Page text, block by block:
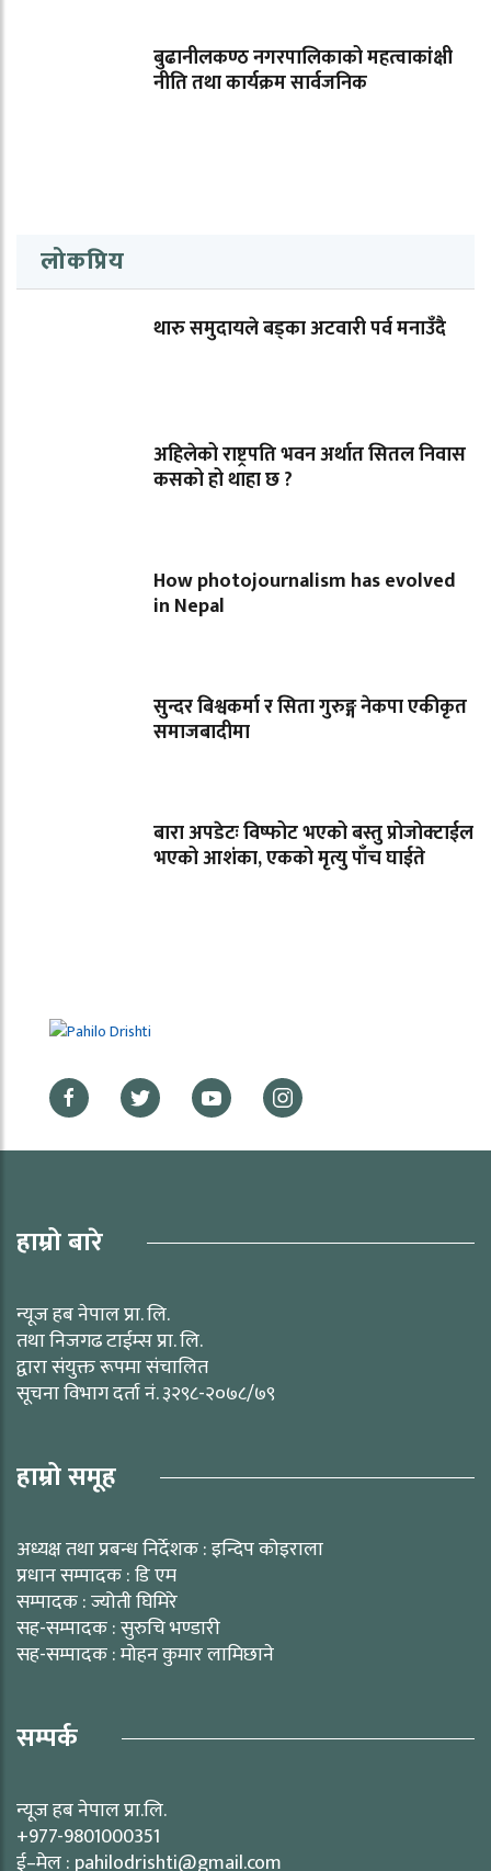
बुढानीलकण्ठ नगरपालिकाको महत्वाकांक्षी
नीति तथा कार्यक्रम सार्वजनिक
लोकप्रिय
थारु समुदायले बड्का अटवारी पर्व मनाउँदै
अहिलेको राष्ट्रपति भवन अर्थात सितल निवास
कसको हो थाहा छ ?
How photojournalism has evolved
in Nepal
सुन्दर बिश्वकर्मा र सिता गुरुङ्ग नेकपा एकीकृत
समाजबादीमा
बारा अपडेटः विष्फोट भएको बस्तु प्रोजोक्टाईल
भएको आशंका, एकको मृत्यु पाँच घाईते
हाम्रो बारे
न्यूज हब नेपाल प्रा. लि.
तथा निजगढ टाईम्स प्रा. लि.
द्वारा संयुक्त रूपमा संचालित
सूचना विभाग दर्ता नं. ३२९८-२०७८/७९
हाम्रो समूह
अध्यक्ष तथा प्रबन्ध निर्देशक : इन्दिप कोइराला
प्रधान सम्पादक : डि एम
सम्पादक : ज्योती घिमिरे
सह-सम्पादक : सुरुचि भण्डारी
सह-सम्पादक : मोहन कुमार लामिछाने
सम्पर्क
न्यूज हब नेपाल प्रा.लि.
+977-9801000351
ई–मेल : pahilodrishti@gmail.com